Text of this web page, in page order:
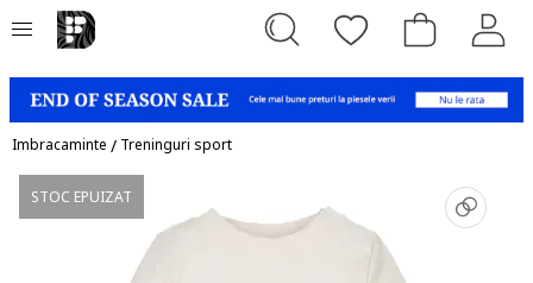
Imbracaminte / Treninguri sport
STOC EPUIZAT